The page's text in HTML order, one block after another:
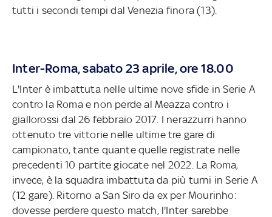
tutti i secondi tempi dal Venezia finora (13).
Inter-Roma, sabato 23 aprile, ore 18.00
L'Inter è imbattuta nelle ultime nove sfide in Serie A
contro la Roma e non perde al Meazza contro i
giallorossi dal 26 febbraio 2017. I nerazzurri hanno
ottenuto tre vittorie nelle ultime tre gare di
campionato, tante quante quelle registrate nelle
precedenti 10 partite giocate nel 2022. La Roma,
invece, è la squadra imbattuta da più turni in Serie A
(12 gare). Ritorno a San Siro da ex per Mourinho:
dovesse perdere questo match, l'Inter sarebbe